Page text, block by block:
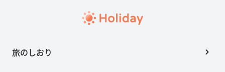
旅のしおり